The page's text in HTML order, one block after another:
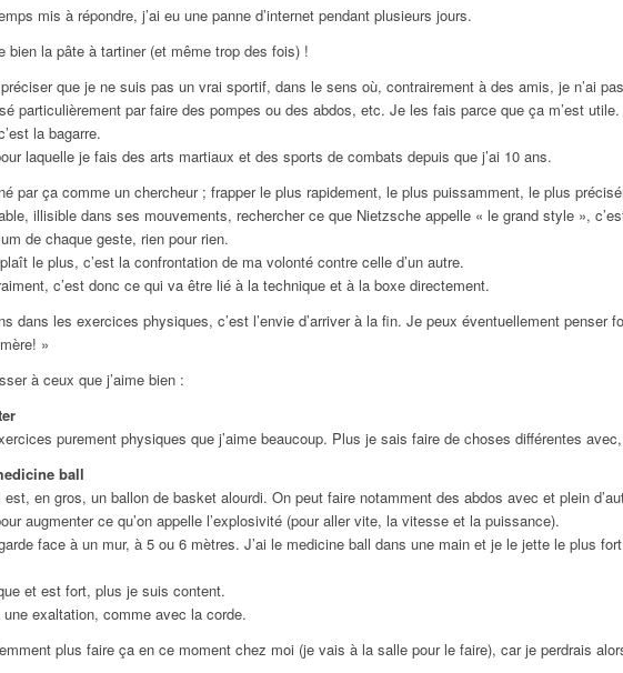
mis à répondre, j’ai eu une panne d’internet pendant plusieurs jours.
bien la pâte à tartiner (et même trop des fois) !
préciser que je ne suis pas un vrai sportif, dans le sens où, contrairement à des amis, je n’ai
particulièrement par faire des pompes ou des abdos, etc. Je les fais parce que ça m’est utile.
la bagarre.
laquelle je fais des arts martiaux et des sports de combats depuis que j’ai 10 ans.
par ça comme un chercheur ; frapper le plus rapidement, le plus puissamment, le plus
illisible dans ses mouvements, rechercher ce que Nietzsche appelle « le grand style »,
de chaque geste, rien pour rien.
le plus, c’est la confrontation de ma volonté contre celle d’un autre.
c’est donc ce qui va être lié à la technique et à la boxe directement.
dans les exercices physiques, c’est l’envie d’arriver à la fin. Je peux éventuellement penser
»
à ceux que j’aime bien :
purement physiques que j’aime beaucoup. Plus je sais faire de choses différentes
ball
est, en gros, un ballon de basket alourdi. On peut faire notamment des abdos avec et plein
augmenter ce qu’on appelle l’explosivité (pour aller vite, la vitesse et la puissance).
face à un mur, à 5 ou 6 mètres. J’ai le medicine ball dans une main et je le jette le plus
et est fort, plus je suis content.
exaltation, comme avec la corde.
plus faire ça en ce moment chez moi (je vais à la salle pour le faire), car je perdrais